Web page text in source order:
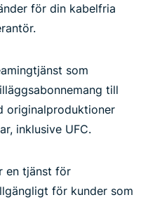
för din kabelfria
som
till
originalproduktioner
inklusive UFC.
en tjänst för
för kunder som